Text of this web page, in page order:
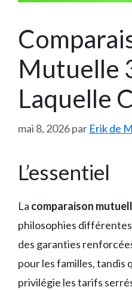
Mutuelle
Laquelle
mai 8, 2026par Erik de
L’essentiel
La comparaison
philosophies
des garanties
pour les familles, tandis
privilégie les tarifs